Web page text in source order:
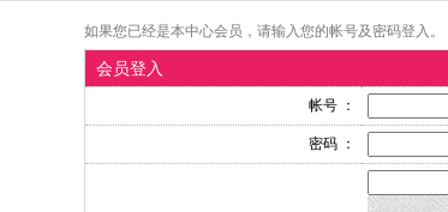
如果您已经是本中心会员，请输入您的帐号及密码登入
会员登入
帐号 ：
密码 ：